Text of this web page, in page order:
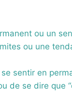
ou un
ou une
sentir en
de se dire que